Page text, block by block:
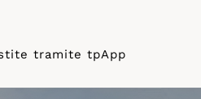
tramite tpApp